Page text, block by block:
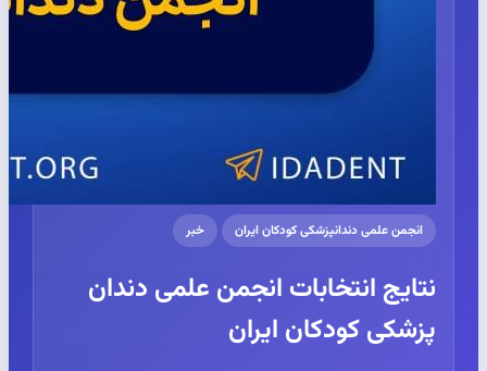
انجمن علمی دندانپزشکی کودکان ایران خبر
نتایج انتخابات انجمن علمی دندان
پزشکی کودکان ایران